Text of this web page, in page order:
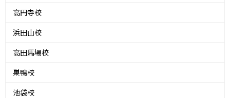
高円寺校
浜田山校
高田馬場校
巣鴨校
池袋校